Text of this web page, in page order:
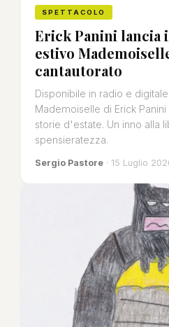
SPETTACOLO
Erick Panini lancia
estivo
cantautorato
Disponibile in radio e
Mademoiselle di Erick
storie d'estate. Un inno alla
spensieratezza.
Sergio Pastore · 15 Luglio